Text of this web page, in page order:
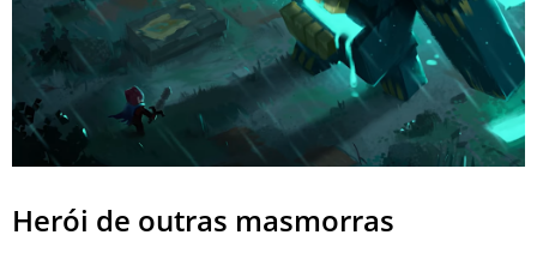
Herói de outras masmorras